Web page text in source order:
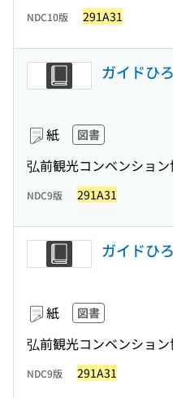
NDC10版 291A31
ガイドひ
紙 図書
弘前観光コンベンショ
NDC9版 291A31
ガイドひ
紙 図書
弘前観光コンベンショ
NDC9版 291A31